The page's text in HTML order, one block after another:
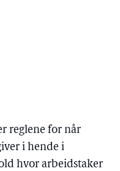
reglene for når
i hende i
hvor arbeidstaker